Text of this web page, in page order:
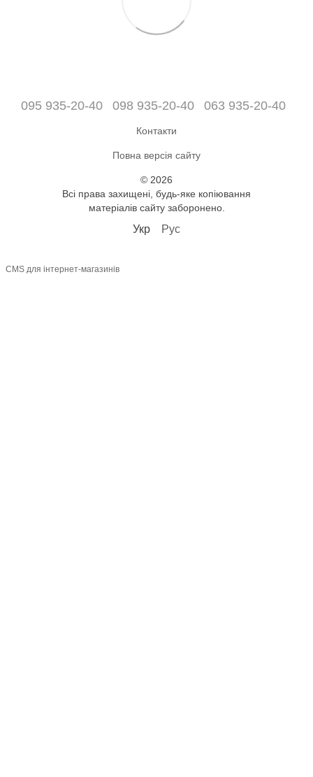
095 935-20-40 098 935-20-40 063 935-20-40
Контакти
Повна версія сайту
© 2026
Всі права захищені, будь-яке копіювання
матеріалів сайту заборонено.
Укр Рус
CMS для інтернет-магазинів